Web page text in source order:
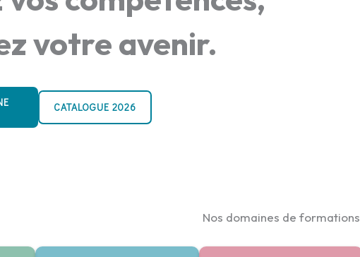
votre avenir.
CATALOGUE 2026
Nos domaines de formations